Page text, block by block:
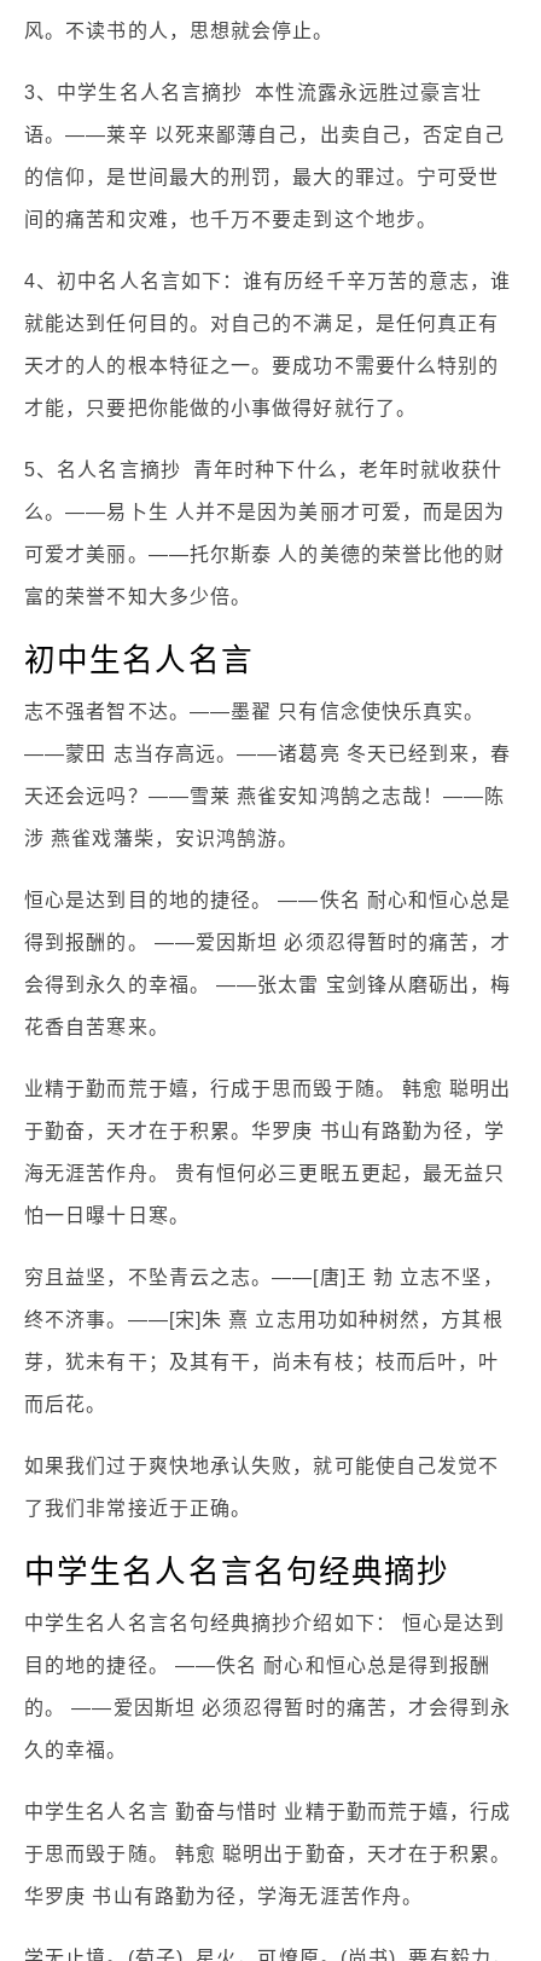
风。不读书的人，思想就会停止。
3、中学生名人名言摘抄 本性流露永远胜过豪言壮
语。——莱辛 以死来鄙薄自己，出卖自己，否定自己
的信仰，是世间最大的刑罚，最大的罪过。宁可受世
间的痛苦和灾难，也千万不要走到这个地步。
4、初中名人名言如下：谁有历经千辛万苦的意志，谁
就能达到任何目的。对自己的不满足，是任何真正有
天才的人的根本特征之一。要成功不需要什么特别的
才能，只要把你能做的小事做得好就行了。
5、名人名言摘抄 青年时种下什么，老年时就收获什
么。——易卜生 人并不是因为美丽才可爱，而是因为
可爱才美丽。——托尔斯泰 人的美德的荣誉比他的财
富的荣誉不知大多少倍。
初中生名人名言
志不强者智不达。——墨翟 只有信念使快乐真实。
——蒙田 志当存高远。——诸葛亮 冬天已经到来，春
天还会远吗？——雪莱 燕雀安知鸿鹄之志哉！——陈
涉 燕雀戏藩柴，安识鸿鹄游。
恒心是达到目的地的捷径。 ——佚名 耐心和恒心总是
得到报酬的。 ——爱因斯坦 必须忍得暂时的痛苦，才
会得到永久的幸福。 ——张太雷 宝剑锋从磨砺出，梅
花香自苦寒来。
业精于勤而荒于嬉，行成于思而毁于随。 韩愈 聪明出
于勤奋，天才在于积累。华罗庚 书山有路勤为径，学
海无涯苦作舟。 贵有恒何必三更眠五更起，最无益只
怕一日曝十日寒。
穷且益坚，不坠青云之志。——[唐]王 勃 立志不坚，
终不济事。——[宋]朱 熹 立志用功如种树然，方其根
芽，犹未有干；及其有干，尚未有枝；枝而后叶，叶
而后花。
如果我们过于爽快地承认失败，就可能使自己发觉不
了我们非常接近于正确。
中学生名人名言名句经典摘抄
中学生名人名言名句经典摘抄介绍如下： 恒心是达到
目的地的捷径。 ——佚名 耐心和恒心总是得到报酬
的。 ——爱因斯坦 必须忍得暂时的痛苦，才会得到永
久的幸福。
中学生名人名言 勤奋与惜时 业精于勤而荒于嬉，行成
于思而毁于随。 韩愈 聪明出于勤奋，天才在于积累。
华罗庚 书山有路勤为径，学海无涯苦作舟。